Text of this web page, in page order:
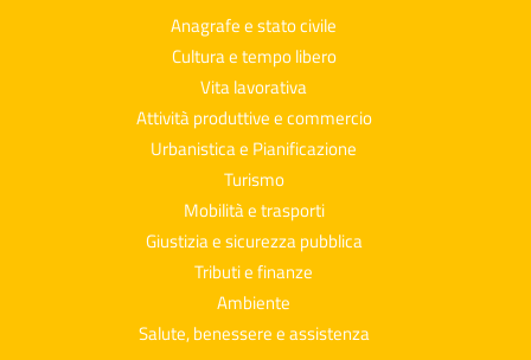
Anagrafe e stato civile
Cultura e tempo libero
Vita lavorativa
Attività produttive e commercio
Urbanistica e Pianificazione
Turismo
Mobilità e trasporti
Giustizia e sicurezza pubblica
Tributi e finanze
Ambiente
Salute, benessere e assistenza